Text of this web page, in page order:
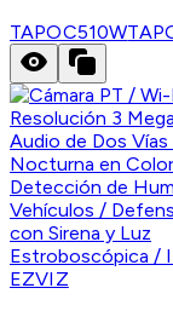
TAPOC510W
EZVIZ